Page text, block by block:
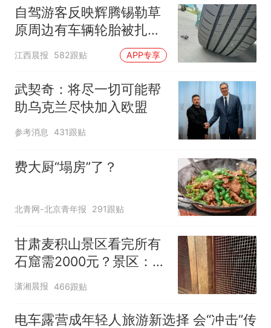
自驾游客反映辉腾锡勒草
原周边有车辆轮胎被扎，
修理店铺换胎价格高达千
元，官方发布情况通报
江西晨报 582跟贴 APP专享
武契奇：将尽一切可能帮
助乌克兰尽快加入欧盟
参考消息 431跟贴
费大厨“塌房”了？
北青网-北京青年报 291跟贴
甘肃麦积山景区看完所有
石窟需2000元？景区：部
分石窟受特别保护，游客
潇湘晨报 466跟贴
电车露营成年轻人旅游新选择 会“冲击”传